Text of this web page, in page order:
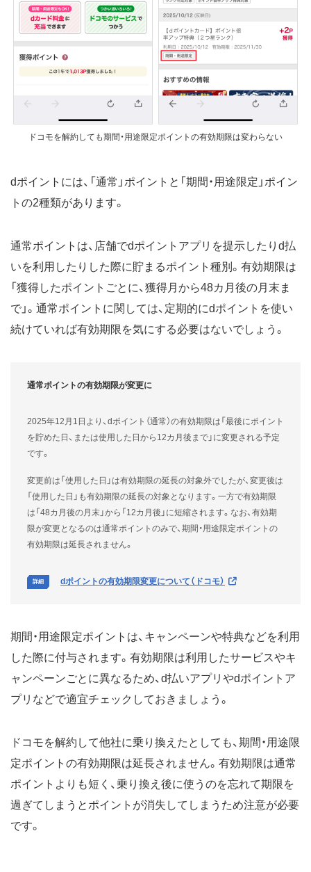
ドコモを解約しても期間・用途限定ポイントの有効期限は変わらない
dポイントには、「通常」ポイントと「期間・用途限定」ポイン
トの2種類があります。
通常ポイントは、店舗でdポイントアプリを提示したりd払
いを利用したりした際に貯まるポイント種別。有効期限は
「獲得したポイントごとに、獲得月から48カ月後の月末ま
で」。通常ポイントに関しては、定期的にdポイントを使い
続けていれば有効期限を気にする必要はないでしょう。
通常ポイントの有効期限が変更に
2025年12月1日より、dポイント（通常）の有効期限は「最後にポイント
を貯めた日、または使用した日から12カ月後まで」に変更される予定
です。
変更前は「使用した日」は有効期限の延長の対象外でしたが、変更後は
「使用した日」も有効期限の延長の対象となります。一方で有効期限
は「48カ月後の月末」から「12カ月後」に短縮されます。なお、有効期
限が変更となるのは通常ポイントのみで、期間・用途限定ポイントの
有効期限は延長されません。
dポイントの有効期限変更について（ドコモ）
期間・用途限定ポイントは、キャンペーンや特典などを利用
した際に付与されます。有効期限は利用したサービスやキ
ャンペーンごとに異なるため、d払いアプリやdポイントア
プリなどで適宜チェックしておきましょう。
ドコモを解約して他社に乗り換えたとしても、期間・用途限
定ポイントの有効期限は延長されません。有効期限は通常
ポイントよりも短く、乗り換え後に使うのを忘れて期限を
過ぎてしまうとポイントが消失してしまうため注意が必要
です。